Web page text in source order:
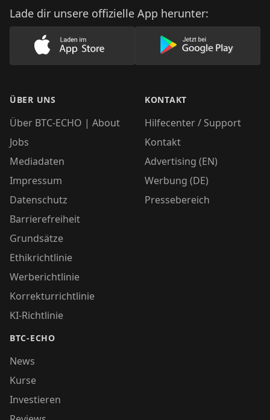
Lade dir unsere offizielle App herunter:
Lade unsere App im AppStore herunter
Lade unsere
ÜBER UNS
Über BTC-ECHO | About
Jobs
Mediadaten
Impressum
Datenschutz
Barrierefreiheit
Grundsätze
Ethikrichtlinie
Werberichtlinie
Korrekturrichtlinie
KI-Richtlinie
BTC-ECHO
News
Kurse
Investieren
KONTAKT
Hilfecenter / Support
Kontakt
Advertising (EN)
Werbung (DE)
Pressebereich